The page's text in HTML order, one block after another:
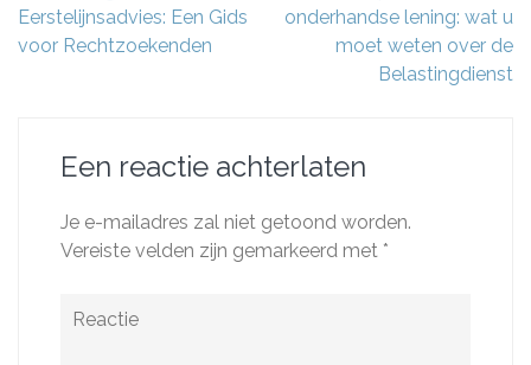
Eerstelijnsadvies: Een Gids
voor Rechtzoekenden
onderhandse lening: wat u
moet weten over de
Belastingdienst
Een reactie achterlaten
Je e-mailadres zal niet getoond worden.
Vereiste velden zijn gemarkeerd met *
Reactie